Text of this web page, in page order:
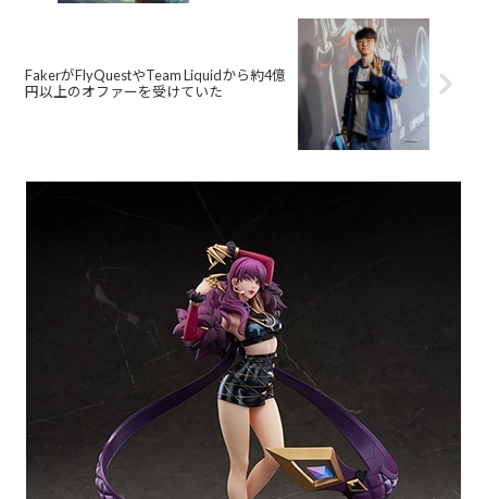
FakerがFlyQuestやTeam Liquidから約4億
円以上のオファーを受けていた